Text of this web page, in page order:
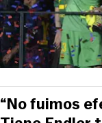
“No fuimos